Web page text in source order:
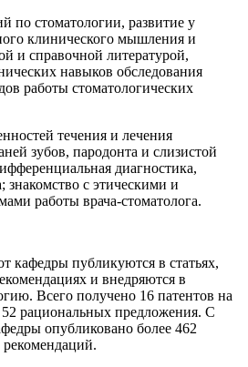
по стоматологии, развитие у
клинического мышления и
и справочной литературой,
навыков обследования
работы стоматологических
течения и лечения
зубов, пародонта и слизистой
диагностика,
знакомство с этическими и
работы врача-стоматолога.
кафедры публикуются в статьях,
и внедряются в
Всего получено 16 патентов на
52 рациональных предложения. С
опубликовано более 462
рекомендаций.